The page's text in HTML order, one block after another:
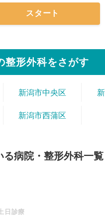
スタート
整形外科をさがす
新潟市中央区
新潟市西蒲区
病院・整形外科一覧
日診療